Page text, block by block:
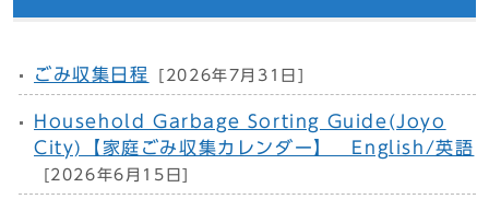
ごみ収集日程 [2026年7月31日]
Household Garbage Sorting Guide(Joyo
City)【家庭ごみ収集カレンダー】 English/英語
[2026年6月15日]